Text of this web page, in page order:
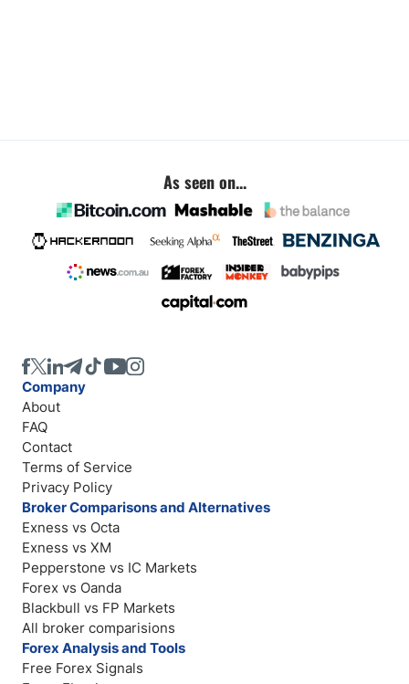
As seen on...
Company
About
FAQ
Contact
Terms of Service
Privacy Policy
Broker Comparisons and Alternatives
Exness vs Octa
Exness vs XM
Pepperstone vs IC Markets
Forex vs Oanda
Blackbull vs FP Markets
All broker comparisions
Forex Analysis and Tools
Free Forex Signals